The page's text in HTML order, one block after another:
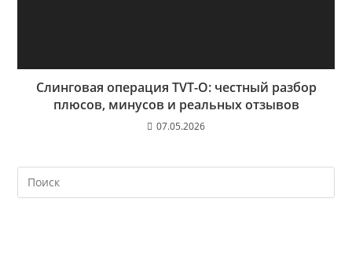
Слинговая операция TVT-O: честный разбор
плюсов, минусов и реальных отзывов
07.05.2026